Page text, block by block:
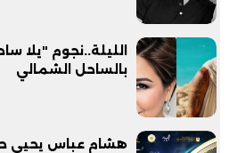
الليلة..نجوم "يلا
بالساحل الشمالي
هشام عباس يحيي